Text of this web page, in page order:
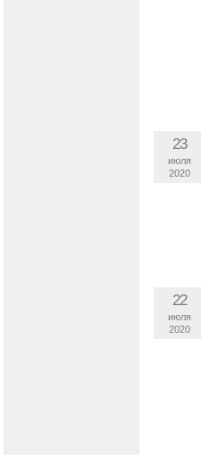
23
июля
2020
22
июля
2020